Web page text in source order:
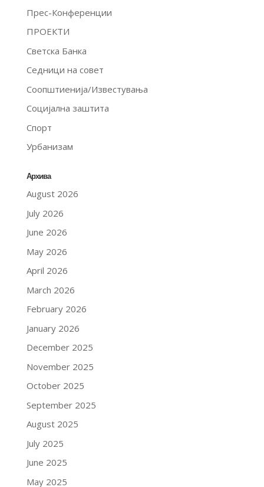
Прес-Конференции
ПРОЕКТИ
Светска Банка
Седници на совет
Соопштиенија/Известувања
Социјална заштита
Спорт
Урбанизам
Архива
August 2026
July 2026
June 2026
May 2026
April 2026
March 2026
February 2026
January 2026
December 2025
November 2025
October 2025
September 2025
August 2025
July 2025
June 2025
May 2025